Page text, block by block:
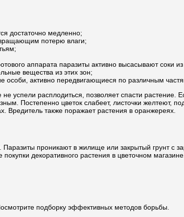
достаточно медленно;
потерю влаги;
аппарата паразиты активно высасывают соки
вещества из этих зон;
активно передвигающиеся по различным
успели расплодиться, позволяет спасти растение.
Постепенно цветок слабеет, листочки желтеют,
Вредитель также поражает растения в оранжереях.
проникают в жилище или закрытый грунт с
декоративного растения в цветочном магазине.
подборку эффективных методов борьбы.